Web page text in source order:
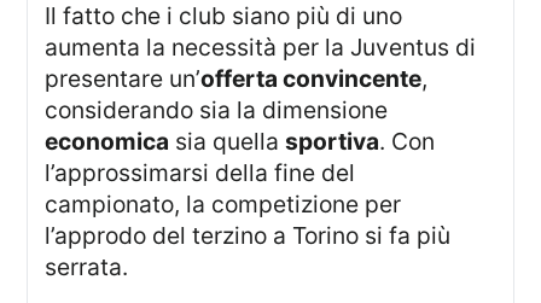
Il fatto che i club siano più di uno
aumenta la necessità per la Juventus di
presentare un’offerta convincente,
considerando sia la dimensione
economica sia quellasportiva. Con
l’approssimarsi della fine del
campionato, la competizione per
l’approdo del terzino a Torino si fa più
serrata.